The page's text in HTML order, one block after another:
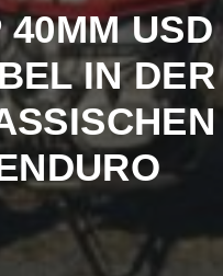
40MM USD
IN DER